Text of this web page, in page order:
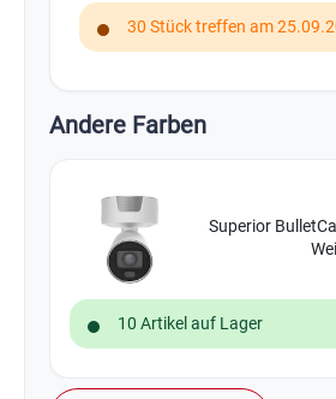
30 Stück treffen am
Andere Farben
Superior
10 Artikel auf Lager